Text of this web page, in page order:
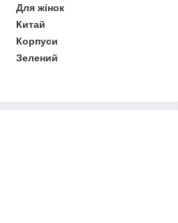
Для жінок
Китай
Корпуси
Зелений